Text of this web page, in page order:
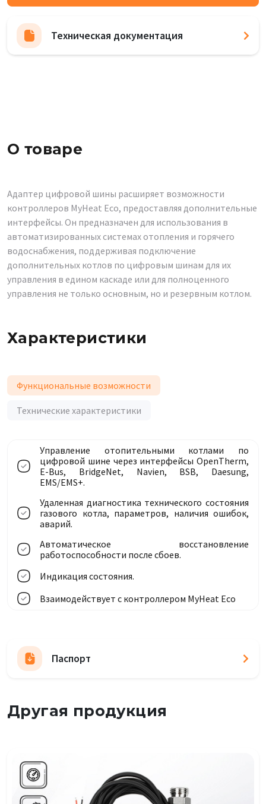
Техническая документация
О товаре
Адаптер цифровой шины расширяет возможности
контроллеров MyHeat Eco, предоставляя дополнительные
интерфейсы. Он предназначен для использования в
автоматизированных системах отопления и горячего
водоснабжения, поддерживая подключение
дополнительных котлов по цифровым шинам для их
управления в едином каскаде или для полноценного
управления не только основным, но и резервным котлом.
Характеристики
Функциональные возможности
Технические характеристики
Управление отопительными котлами по
цифровой шине через интерфейсы OpenTherm,
E-Bus, BridgeNet, Navien, BSB, Daesung,
EMS/EMS+.
Удаленная диагностика технического состояния
газового котла, параметров, наличия ошибок,
аварий.
Автоматическое восстановление
работоспособности после сбоев.
Индикация состояния.
Взаимодействует с контроллером MyHeat Eco
Паспорт
Другая продукция